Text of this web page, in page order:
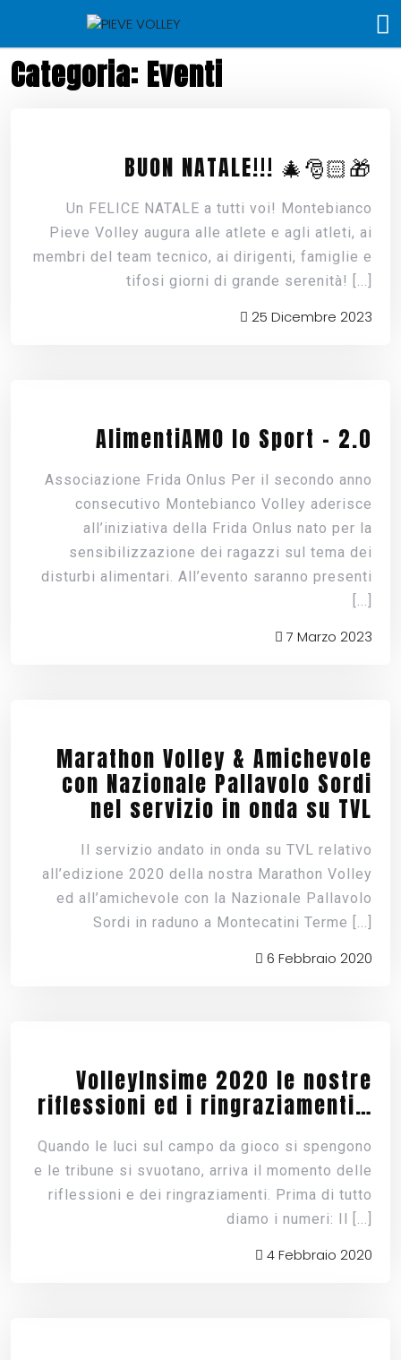
Categoria: Eventi
BUON NATALE!!! 🎄​🎅🏻​​🎁
Un FELICE NATALE a tutti voi! Montebianco
Pieve Volley augura alle atlete e agli atleti, ai
membri del team tecnico, ai dirigenti, famiglie e
tifosi giorni di grande serenità!
[...]
25 Dicembre 2023
AlimentiAMO lo Sport – 2.0
Associazione Frida Onlus Per il secondo anno
consecutivo Montebianco Volley aderisce
all’iniziativa della Frida Onlus nato per la
sensibilizzazione dei ragazzi sul tema dei
disturbi alimentari. All’evento saranno presenti
[...]
7 Marzo 2023
Marathon Volley & Amichevole
con Nazionale Pallavolo Sordi
nel servizio in onda su TVL
Il servizio andato in onda su TVL relativo
all’edizione 2020 della nostra Marathon Volley
ed all’amichevole con la Nazionale Pallavolo
Sordi in raduno a Montecatini Terme
[...]
6 Febbraio 2020
VolleyInsime 2020 le nostre
riflessioni ed i ringraziamenti…
Quando le luci sul campo da gioco si spengono
e le tribune si svuotano, arriva il momento delle
riflessioni e dei ringraziamenti. Prima di tutto
diamo i numeri: Il
[...]
4 Febbraio 2020